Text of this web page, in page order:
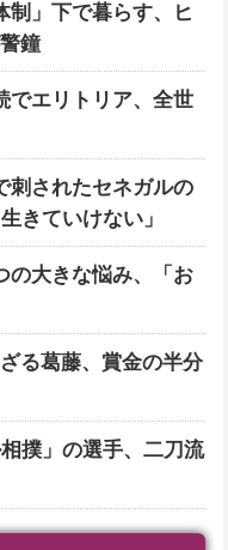
制」下で暮らす、ヒ
鐘
でエリトリア、全世
刺されたセネガルの
きていけない」
の大きな悩み、「お
る葛藤、賞金の半分
撲」の選手、二刀流